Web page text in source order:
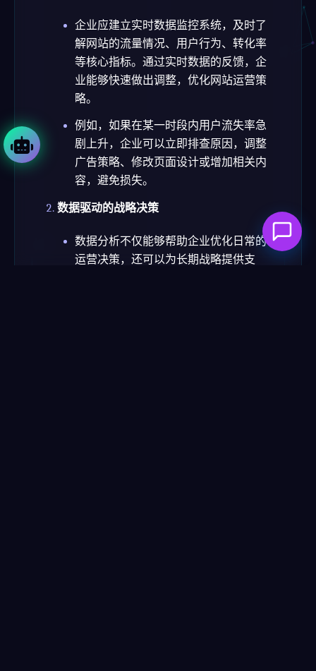
企业应建立实时数据监控系统，及时了
解网站的流量情况、用户行为、转化率
等核心指标。通过实时数据的反馈，企
业能够快速做出调整，优化网站运营策
略。
例如，如果在某一时段内用户流失率急
剧上升，企业可以立即排查原因，调整
广告策略、修改页面设计或增加相关内
容，避免损失。
数据驱动的战略决策
数据分析不仅能够帮助企业优化日常的
运营决策，还可以为长期战略提供支